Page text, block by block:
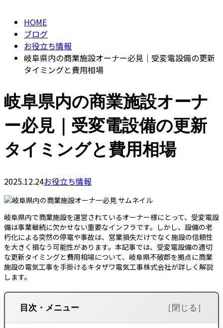
HOME
ブログ
お役立ち情報
岐阜県内の商業施設オーナー必見｜受変電設備の更新
タイミングと費用相場
岐阜県内の商業施設オーナ
ー必見｜受変電設備の更新
タイミングと費用相場
2025.12.24お役立ち情報
岐阜県内で商業施設を運営されているオーナー様にとって、受変電設
備は事業継続に欠かせない重要なインフラです。しかし、設備の老
朽化による突然の停電や事故は、営業損失だけでなく施設の信頼性
を大きく損なう可能性があります。本記事では、受変電設備の適切
な更新タイミングと費用相場について、岐阜県不破郡を拠点に商業
施設の電気工事を手掛けるキタザワ電気工事株式会社が詳しく解説
します。
目次・メニュー